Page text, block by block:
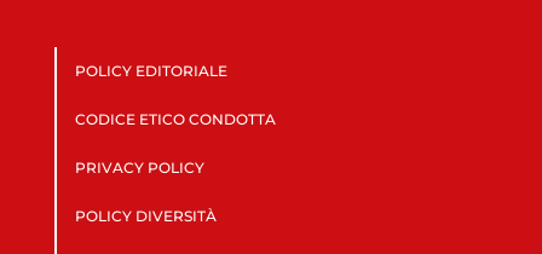
POLICY EDITORIALE
CODICE ETICO CONDOTTA
PRIVACY POLICY
POLICY DIVERSITÀ